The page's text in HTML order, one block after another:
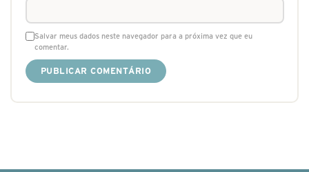
Salvar meus dados neste navegador para a próxima vez que eu
comentar.